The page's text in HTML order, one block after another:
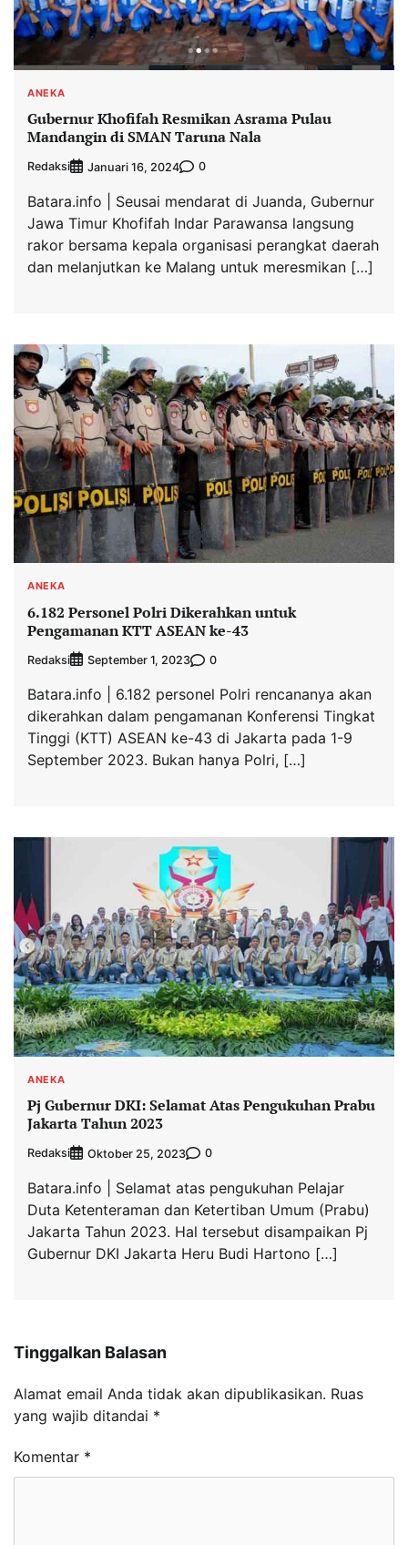
ANEKA
Gubernur Khofifah Resmikan Asrama Pulau
Mandangin di SMAN Taruna Nala
Redaksi Januari 16, 2024 0
Batara.info | Seusai mendarat di Juanda, Gubernur
Jawa Timur Khofifah Indar Parawansa langsung
rakor bersama kepala organisasi perangkat daerah
dan melanjutkan ke Malang untuk meresmikan […]
ANEKA
6.182 Personel Polri Dikerahkan untuk
Pengamanan KTT ASEAN ke-43
Redaksi September 1, 2023 0
Batara.info | 6.182 personel Polri rencananya akan
dikerahkan dalam pengamanan Konferensi Tingkat
Tinggi (KTT) ASEAN ke-43 di Jakarta pada 1-9
September 2023. Bukan hanya Polri, […]
ANEKA
Pj Gubernur DKI: Selamat Atas Pengukuhan Prabu
Jakarta Tahun 2023
Redaksi Oktober 25, 2023 0
Batara.info | Selamat atas pengukuhan Pelajar
Duta Ketenteraman dan Ketertiban Umum (Prabu)
Jakarta Tahun 2023. Hal tersebut disampaikan Pj
Gubernur DKI Jakarta Heru Budi Hartono […]
Tinggalkan Balasan
Alamat email Anda tidak akan dipublikasikan. Ruas
yang wajib ditandai *
Komentar *